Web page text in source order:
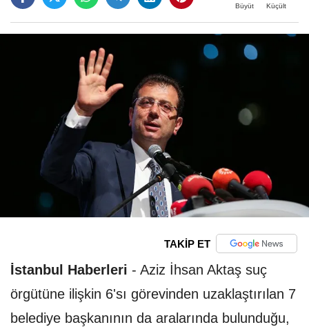
Büyüt Küçült
TAKİP ET
İstanbul Haberleri - Aziz İhsan Aktaş suç
örgütüne ilişkin 6'sı görevinden uzaklaştırılan 7
belediye başkanının da aralarında bulunduğu,